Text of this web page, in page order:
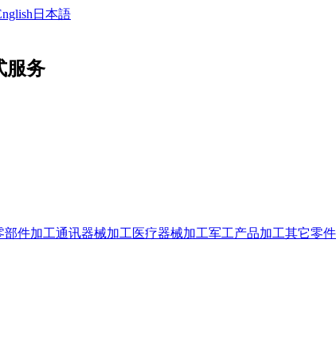
日本語
服务
部件加工通讯器械加工医疗器械加工军工产品加工其它零